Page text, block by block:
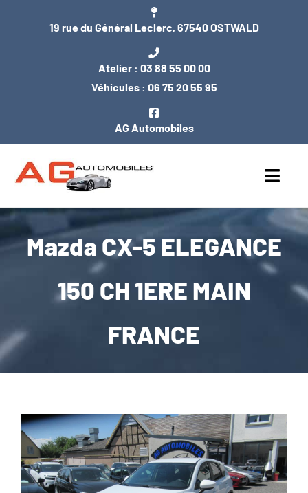
19 rue du Général Leclerc, 67540 OSTWALD
Atelier : 03 88 55 00 00
Véhicules : 06 75 20 55 95
AG Automobiles
ACCUEIL
ENTRETIEN / MÉCANIQUE
CARROSSERIE / VITRAGE
CONTACT
Mazda CX-5 ELEGANCE
150 CH 1ERE MAIN
FRANCE